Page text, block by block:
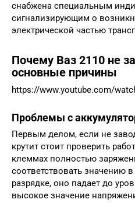
снабжена специальным
сигнализирующим о
электрической частью
Почему Ваз 2110 не
основные причины
https://www.youtube.com/
Проблемы с
Первым делом, если не
крутит стоит проверить
клеммах полностью
соответствовать значению
разрядке, оно падает до
высокое значение